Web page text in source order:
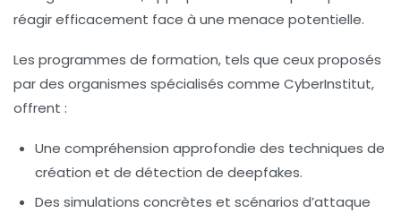
réagir efficacement face à une menace potentielle.
Les programmes de formation, tels que ceux proposés
par des organismes spécialisés comme CyberInstitut,
offrent :
Une compréhension approfondie des techniques de
création et de détection de deepfakes.
Des simulations concrètes et scénarios d’attaque